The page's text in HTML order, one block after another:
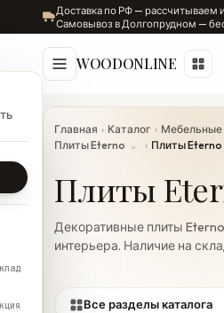
Доставка по РФ — рассчитываем
Самовывоз в Долгопрудном —
WOODONLINE
Главная › Каталог › Мебельные
Плиты Eterno ⌄ › Плиты Eterno
Плиты
Декоративные плиты
интерьера. Наличие на
Все разделы каталога